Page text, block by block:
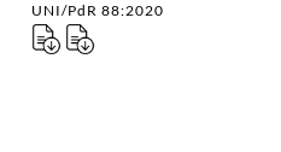
UNI/PdR 88:2020